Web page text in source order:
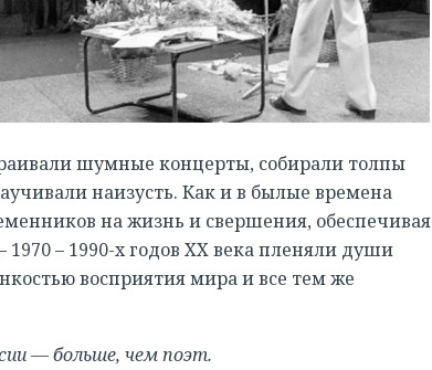
шумные концерты, собирали толпы
наизусть. Как и в былые времена
на жизнь и свершения, обеспечивая
– 1990-х годов XX века пленяли души
восприятия мира и все тем же
— больше, чем поэт.